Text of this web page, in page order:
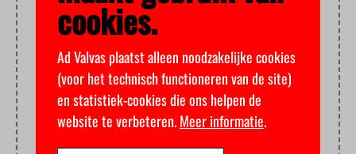
cookies.
Ad Valvas plaatst alleen noodzakelijke cookies
(voor het technisch functioneren van de site)
en statistiek-cookies die ons helpen de
website te verbeteren.Meer informatie.